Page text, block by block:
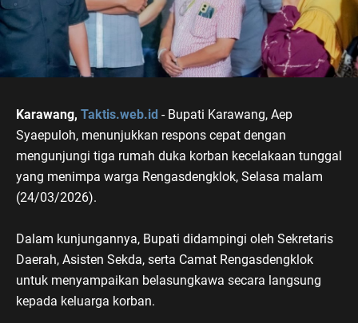
Karawang, Taktis.web.id - Bupati Karawang, Aep
Syaepuloh, menunjukkan respons cepat dengan
mengunjungi tiga rumah duka korban kecelakaan tunggal
yang menimpa warga Rengasdengklok, Selasa malam
(24/03/2026).
Dalam kunjungannya, Bupati didampingi oleh Sekretaris
Daerah, Asisten Sekda, serta Camat Rengasdengklok
untuk menyampaikan belasungkawa secara langsung
kepada keluarga korban.